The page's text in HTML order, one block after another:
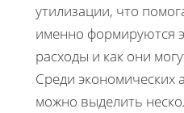
утилизации, что
именно формируются
расходы и как они
Среди экономических
можно выделить